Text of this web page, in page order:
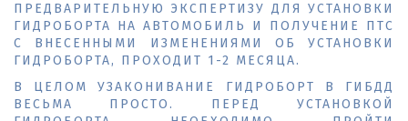
ПРЕДВАРИТЕЛЬНУЮ ЭКСПЕРТИЗУ ДЛЯ УСТАНОВКИ
ГИДРОБОРТА НА АВТОМОБИЛЬ И ПОЛУЧЕНИЕ ПТС
С ВНЕСЕННЫМИ ИЗМЕНЕНИЯМИ ОБ УСТАНОВКИ
ГИДРОБОРТА, ПРОХОДИТ 1-2 МЕСЯЦА.
В ЦЕЛОМ УЗАКОНИВАНИЕ ГИДРОБОРТ В ГИБДД
ВЕСЬМА ПРОСТО. ПЕРЕД УСТАНОВКОЙ